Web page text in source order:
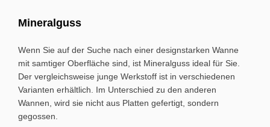
Mi­ne­ral­guss
Wenn Sie auf der Suche nach einer design­starken Wanne
mit samtiger Oberfläche sind, ist Mineral­guss ideal für Sie.
Der vergleichs­weise junge Werkstoff ist in ver­schiedenen
Varianten erhältlich. Im Unter­schied zu den anderen
Wannen, wird sie nicht aus Platten gefertigt, sondern
gegossen.